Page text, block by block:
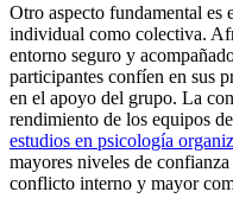
Otro aspecto fundamental es
individual como colectiva.
entorno seguro y
participantes confíen en sus
en el apoyo del grupo. La
rendimiento de los equipos
estudios en psicología
mayores niveles de
conflicto interno y mayor